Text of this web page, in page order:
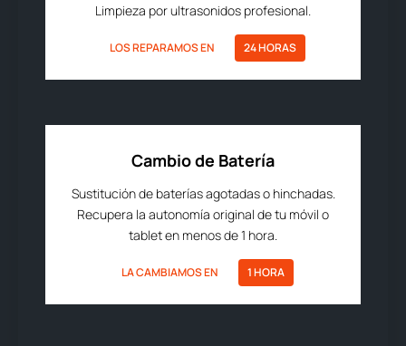
Limpieza por ultrasonidos profesional.
LOS REPARAMOS EN 24 HORAS
Cambio de Batería
Sustitución de baterías agotadas o hinchadas.
Recupera la autonomía original de tu móvil o
tablet en menos de 1 hora.
LA CAMBIAMOS EN 1 HORA